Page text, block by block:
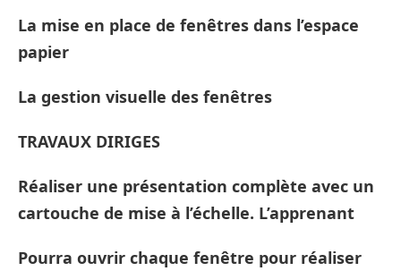
La mise en place de fenêtres dans l’espace
papier
La gestion visuelle des fenêtres
TRAVAUX DIRIGES
Réaliser une présentation complète avec un
cartouche de mise à l’échelle. L’apprenant
Pourra ouvrir chaque fenêtre pour réaliser